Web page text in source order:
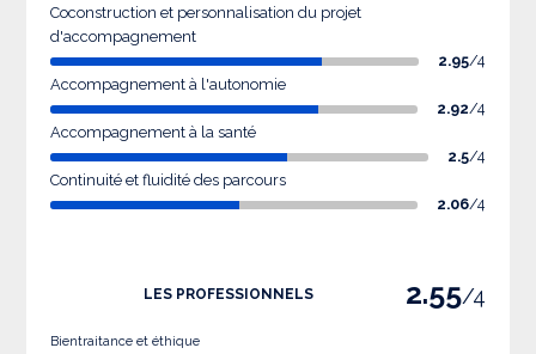
Coconstruction et personnalisation du projet
d'accompagnement
2.95/4
Accompagnement à l'autonomie
2.92/4
Accompagnement à la santé
2.5/4
Continuité et fluidité des parcours
2.06/4
LES PROFESSIONNELS 2.55/4
Bientraitance et éthique